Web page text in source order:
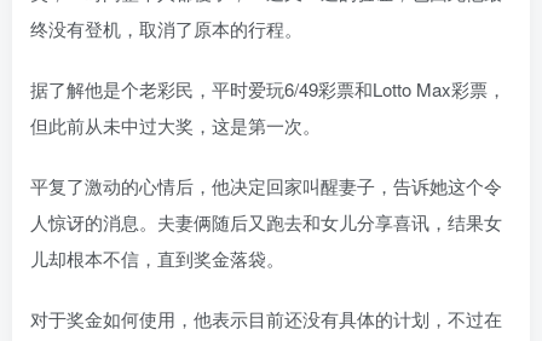
终没有登机，取消了原本的行程。
据了解他是个老彩民，平时爱玩6/49彩票和Lotto Max彩票，
但此前从未中过大奖，这是第一次。
平复了激动的心情后，他决定回家叫醒妻子，告诉她这个令
人惊讶的消息。夫妻俩随后又跑去和女儿分享喜讯，结果女
儿却根本不信，直到奖金落袋。
对于奖金如何使用，他表示目前还没有具体的计划，不过在